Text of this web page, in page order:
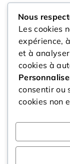
The
•
Care
Le
Ressources
Nous
Les cookies
expérience,
et à
cookies à
consentir ou
cookies non